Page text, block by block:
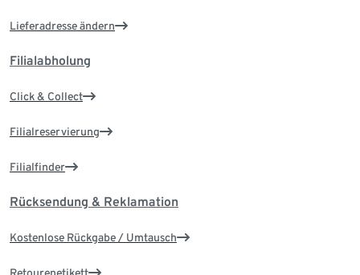
Lieferadresse ändern
Filialabholung
Click & Collect
Filialreservierung
Filialfinder
Rücksendung & Reklamation
Kostenlose Rückgabe / Umtausch